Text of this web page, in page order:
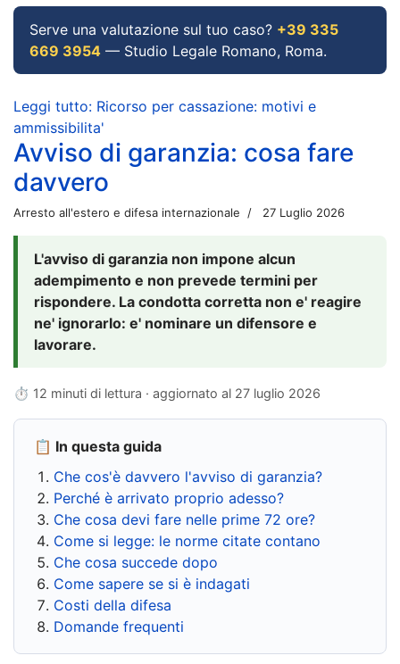
Serve una valutazione sul tuo caso? +39 335
669 3954 — Studio Legale Romano, Roma.
Leggi tutto: Ricorso per cassazione: motivi e
ammissibilita'
Avviso di garanzia: cosa fare
davvero
Arresto all'estero e difesa internazionale 27 Luglio 2026
L'avviso di garanzia non impone alcun
adempimento e non prevede termini per
rispondere. La condotta corretta non e' reagire
ne' ignorarlo: e' nominare un difensore e
lavorare.
⏱ 12 minuti di lettura · aggiornato al 27 luglio 2026
📋 In questa guida
Che cos'è davvero l'avviso di garanzia?
Perché è arrivato proprio adesso?
Che cosa devi fare nelle prime 72 ore?
Come si legge: le norme citate contano
Che cosa succede dopo
Come sapere se si è indagati
Costi della difesa
Domande frequenti